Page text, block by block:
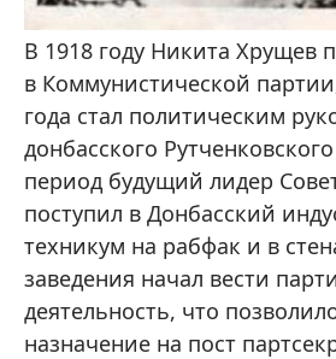
В 1918 году Никита Хрущев
в Коммунистической
года стал политическим
донбасского
период будущий лидер
поступил в Донбасский
техникум на рабфак и в
заведения начал вести
деятельность, что
назначение на пост